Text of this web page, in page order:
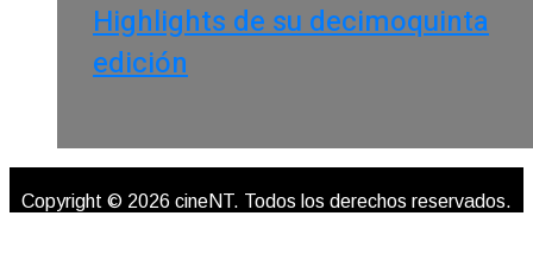
Highlights de su decimoquinta
edición
Copyright © 2026 cineNT. Todos los derechos reservados.